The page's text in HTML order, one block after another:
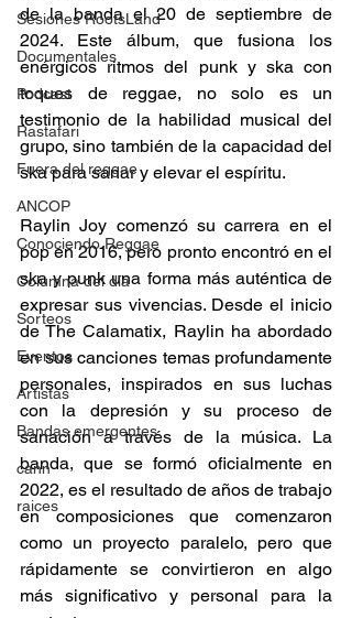
Sesiones RootsLand
Documentales
Podcast
Rastafari
Fuera del reggae
ANCOP
Conociendo Reggae
Columna del día
Sorteos
Eventos
Artistas
Bandas emergentes
cann
raices
de la banda el 20 de septiembre de
2024. Este álbum, que fusiona los
enérgicos ritmos del punk y ska con
toques de reggae, no solo es un
testimonio de la habilidad musical del
grupo, sino también de la capacidad del
ska para sanar y elevar el espíritu.
Raylin Joy comenzó su carrera en el
pop en 2016, pero pronto encontró en el
ska y punk una forma más auténtica de
expresar sus vivencias. Desde el inicio
de The Calamatix, Raylin ha abordado
en sus canciones temas profundamente
personales, inspirados en sus luchas
con la depresión y su proceso de
sanación a través de la música. La
banda, que se formó oficialmente en
2022, es el resultado de años de trabajo
en composiciones que comenzaron
como un proyecto paralelo, pero que
rápidamente se convirtieron en algo
más significativo y personal para la